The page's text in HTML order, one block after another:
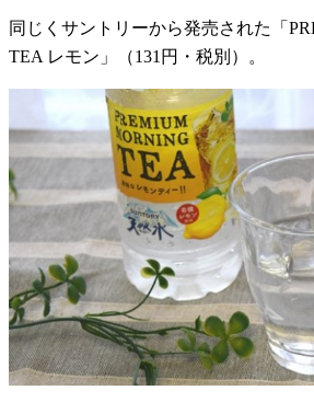
同じくサントリーから発売された「
TEA レモン」（131円・税別）。